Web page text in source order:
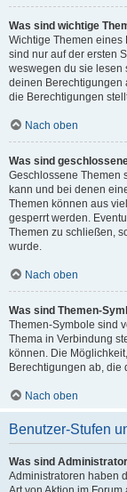
Was sind wichtige
Wichtige Themen eines
sind nur auf der ersten
weswegen du sie lesen
deinen Berechtigungen
die Berechtigungen
Nach oben
Was sind
Geschlossene Themen
kann und bei denen
Themen können aus
gesperrt werden.
Themen zu schließen,
wurde.
Nach oben
Was sind Themen-
Themen-Symbole sind
Thema in Verbindung
können. Die
Berechtigungen ab, die
Nach oben
Benutzer-Stufen
Was sind
Administratoren haben